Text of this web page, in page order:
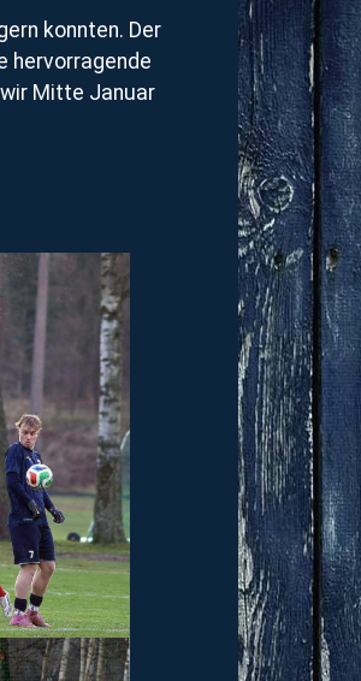
konnten. Der
hervorragende
Mitte Januar